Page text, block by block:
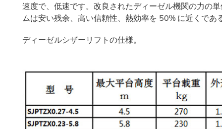
速度で、低速です。改良されたディーゼル機関の力の
ムは安い残余、高い信頼性、熱効率を 50% に近くで
ディーゼルシザーリフトの仕様。